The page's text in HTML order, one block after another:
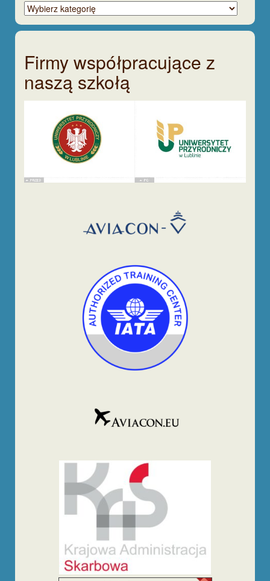
Wpisy
tematycznie
Firmy współpracujące z
naszą szkołą